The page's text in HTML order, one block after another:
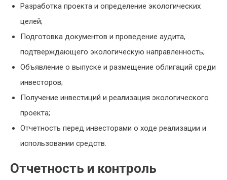
Разработка проекта и определение экологических
целей;
Подготовка документов и проведение аудита,
подтверждающего экологическую направленность;
Объявление о выпуске и размещение облигаций среди
инвесторов;
Получение инвестиций и реализация экологического
проекта;
Отчетность перед инвесторами о ходе реализации и
использовании средств.
Отчетность и контроль